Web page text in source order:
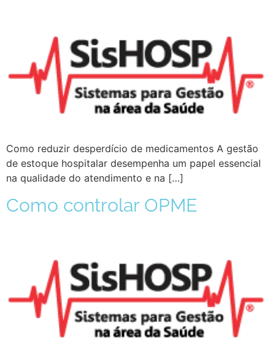
Como reduzir desperdício de medicamentos A gestão
de estoque hospitalar desempenha um papel essencial
na qualidade do atendimento e na […]
Como controlar OPME